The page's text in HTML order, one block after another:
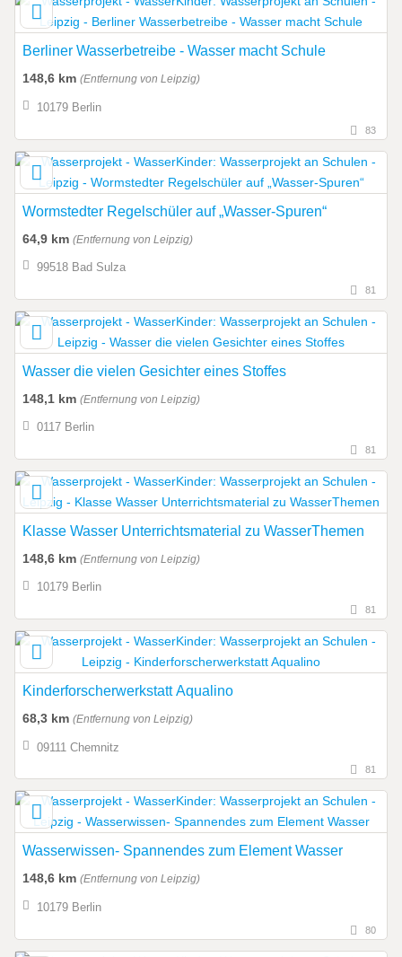
Berliner Wasserbetreibe - Wasser macht Schule
148,6 km (Entfernung von Leipzig)
10179 Berlin
83
Wormstedter Regelschüler auf „Wasser-Spuren“
64,9 km (Entfernung von Leipzig)
99518 Bad Sulza
81
Wasser die vielen Gesichter eines Stoffes
148,1 km (Entfernung von Leipzig)
0117 Berlin
81
Klasse Wasser Unterrichtsmaterial zu WasserThemen
148,6 km (Entfernung von Leipzig)
10179 Berlin
81
Kinderforscherwerkstatt Aqualino
68,3 km (Entfernung von Leipzig)
09111 Chemnitz
81
Wasserwissen- Spannendes zum Element Wasser
148,6 km (Entfernung von Leipzig)
10179 Berlin
80